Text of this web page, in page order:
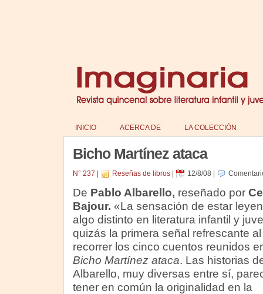
INICIO ACERCA DE LA COLECCIÓN
Bicho Martínez ataca
N° 237 Reseñas de libros| 12/8/08
De Pablo Albarello, reseñado por
Bajour. «La sensación de estar
algo distinto en literatura infantil y
quizás la primera señal refrescante al
recorrer los cinco cuentos reunidos
Bicho Martínez ataca. Las historias
Albarello, muy diversas entre sí,
tener en común la originalidad en la